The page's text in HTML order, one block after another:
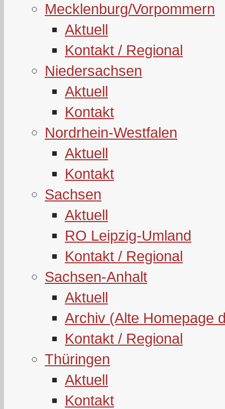
Mecklenburg/Vorpommern
Aktuell
Kontakt / Regional
Niedersachsen
Aktuell
Kontakt
Nordrhein-Westfalen
Aktuell
Kontakt
Sachsen
Aktuell
RO Leipzig-Umland
Kontakt / Regional
Sachsen-Anhalt
Aktuell
Archiv (Alte Homepage
Kontakt / Regional
Thüringen
Aktuell
Kontakt